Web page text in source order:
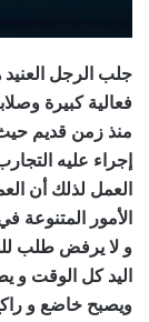
جلب الرجل
فعالية كبيرة
منذ زمن قديم حيث
إجراء عليه
العمل لذلك أن
الأمور المتنوعة
و لا يرفض طلب
اليد كل الوقت و
ويصبح خاضع و